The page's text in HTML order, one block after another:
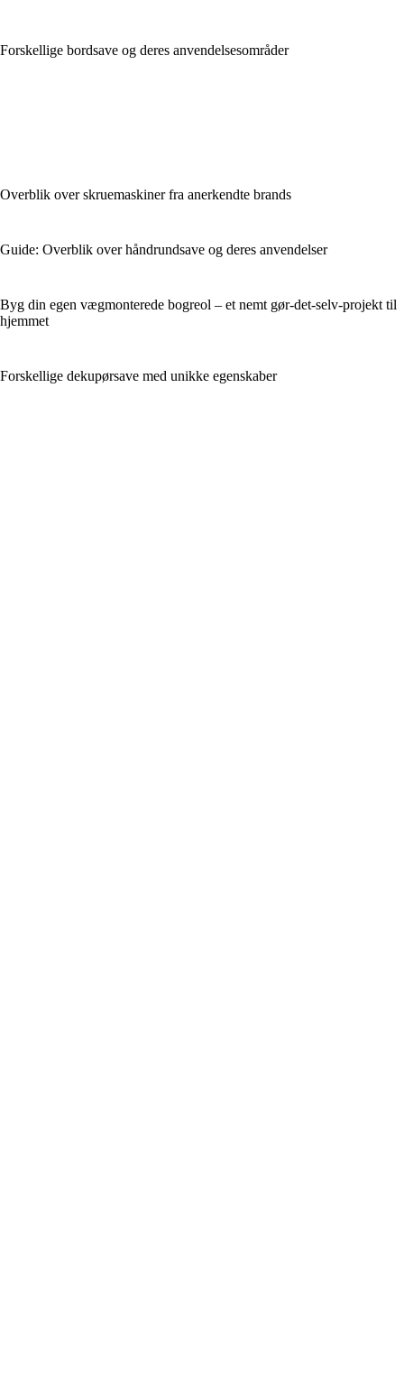
Forskellige bordsave og deres anvendelsesområder
Overblik over skruemaskiner fra anerkendte brands
Guide: Overblik over håndrundsave og deres anvendelser
Byg din egen vægmonterede bogreol – et nemt gør-det-selv-projekt til
hjemmet
Forskellige dekupørsave med unikke egenskaber